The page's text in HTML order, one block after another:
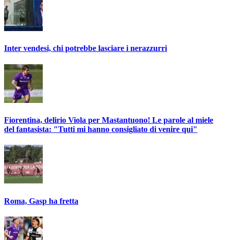
Inter vendesi, chi potrebbe lasciare i nerazzurri
Fiorentina, delirio Viola per Mastantuono! Le parole al miele
del fantasista: "Tutti mi hanno consigliato di venire qui"
Roma, Gasp ha fretta